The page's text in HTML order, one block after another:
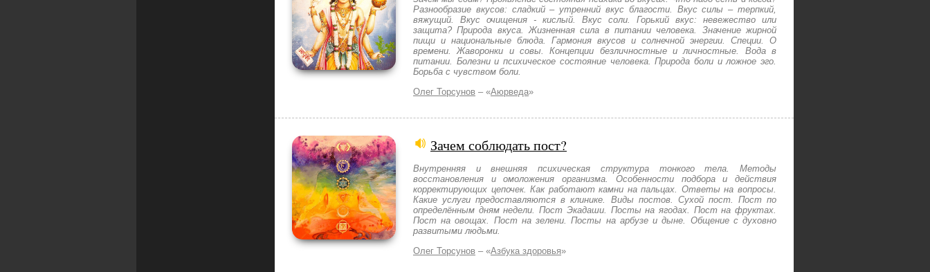
Разнообразие вкусов: сладкий – утренний вкус благости. Вкус силы – терпкий,
вяжущий. Вкус очищения - кислый. Вкус соли. Горький вкус: невежество или
защита? Природа вкуса. Жизненная сила в питании человека. Значение жирной
пищи и национальные блюда. Гармония вкусов и солнечной энергии. Специи. О
времени. Жаворонки и совы. Концепции безличностные и личностные. Вода в
питании. Болезни и психическое состояние человека. Природа боли и ложное эго.
Борьба с чувством боли.
Олег Торсунов – «Аюрведа»
Зачем соблюдать пост?
Внутренняя и внешняя психическая структура тонкого тела. Методы
восстановления и омоложения организма. Особенности подбора и действия
корректирующих цепочек. Как работают камни на пальцах. Ответы на вопросы.
Какие услуги предоставляются в клинике. Виды постов. Сухой пост. Пост по
определённым дням недели. Пост Экадаши. Посты на ягодах. Пост на фруктах.
Пост на овощах. Пост на зелени. Посты на арбузе и дыне. Общение с духовно
развитыми людьми.
Олег Торсунов – «Азбука здоровья»